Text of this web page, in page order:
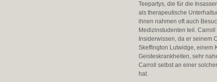
Teepartys, die für die
als therapeutische
ihnen nahmen oft auch
Medizinstudenten teil.
Insiderwissen, da er seinem
Skeffington Lutwidge, einem
Geisteskrankheiten, sehr
Carroll selbst an einer
hat.